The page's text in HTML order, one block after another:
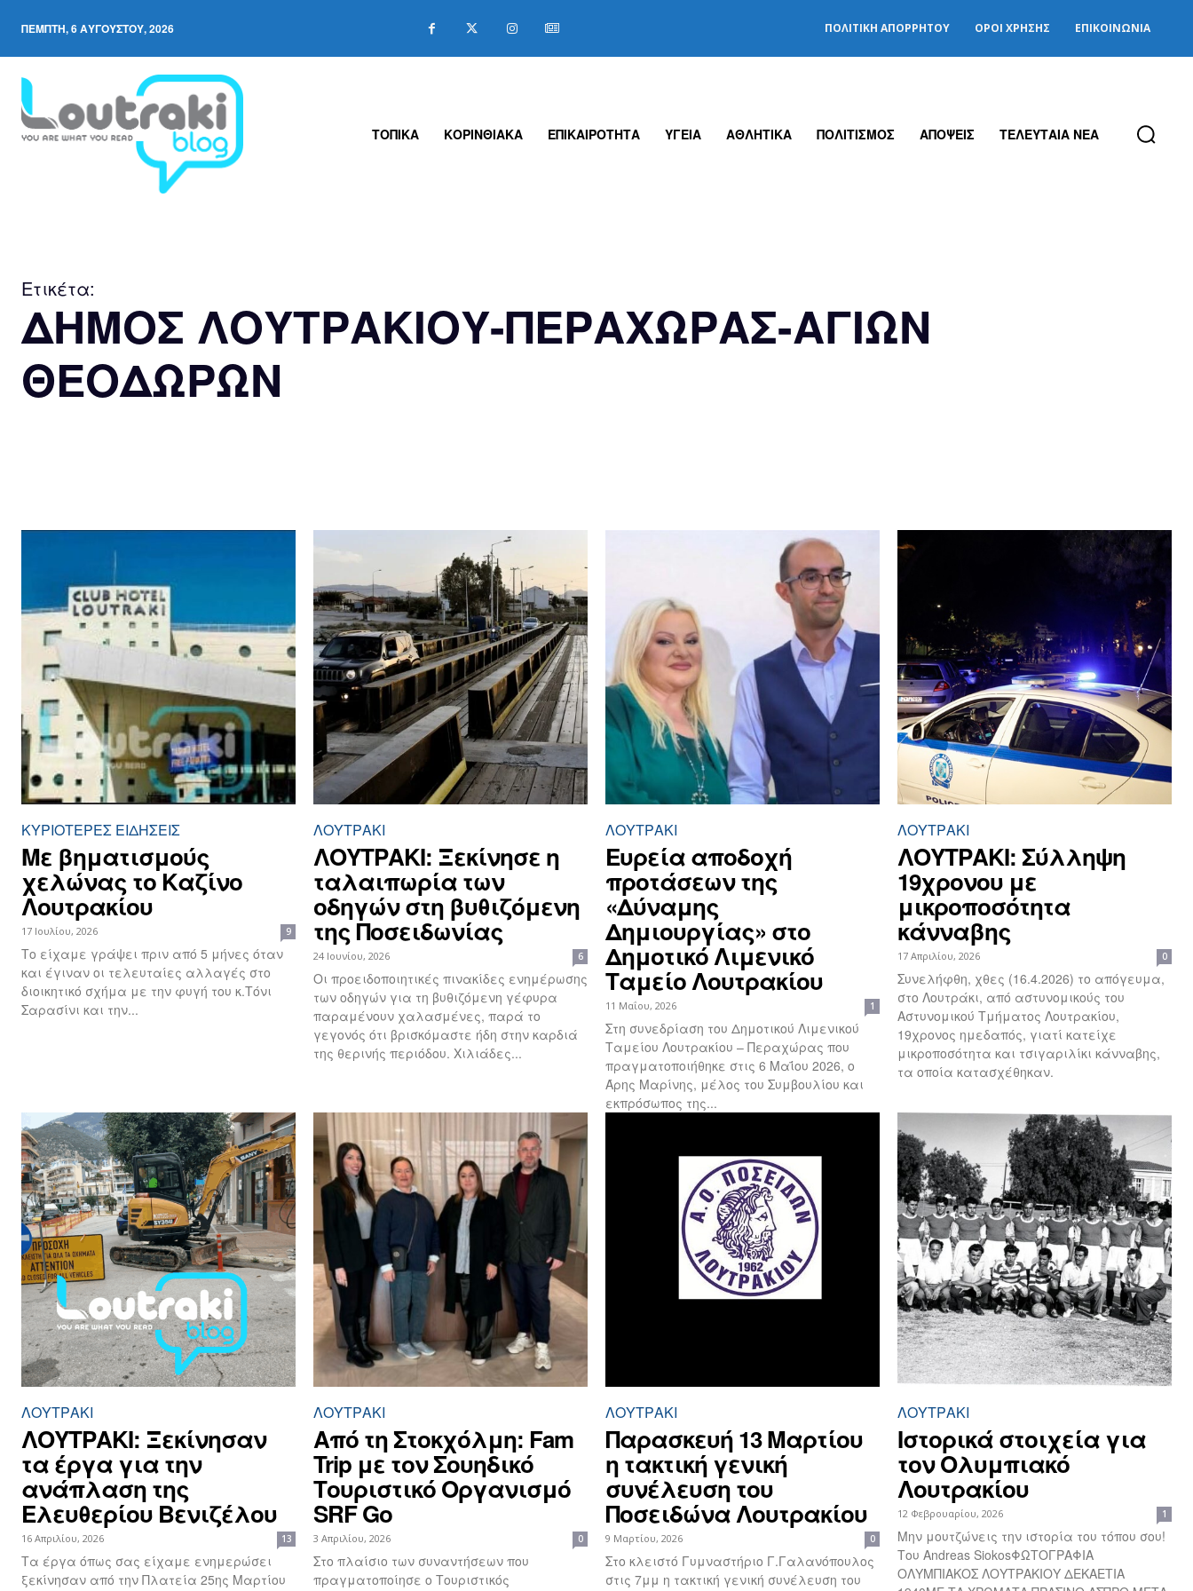
ΠΈΜΠΤΗ, 6 ΑΥΓΟΎΣΤΟΥ, 2026 ΠΟΛΙΤΙΚΉ ΑΠΟΡΡΉΤΟΥ ΌΡΟΙ ΧΡΉΣΗΣ ΕΠΙΚΟΙΝΩΝΊΑ
ΤΟΠΙΚΑ ΚΟΡΙΝΘΙΑΚΑ ΕΠΙΚΑΙΡΟΤΗΤΑ ΥΓΕΙΑ ΑΘΛΗΤΙΚΑ ΠΟΛΙΤΙΣΜΟΣ ΑΠΟΨΕΙΣ ΤΕΛΕΥΤΑΙΑ ΝΕΑ
Ετικέτα:
ΔΗΜΟΣ ΛΟΥΤΡΑΚΙΟΥ-ΠΕΡΑΧΩΡΑΣ-ΑΓΙΩΝ
ΘΕΟΔΩΡΩΝ
ΚΥΡΙΌΤΕΡΕΣ ΕΙΔΉΣΕΙΣ
Με βηματισμούς
χελώνας το Καζίνο
Λουτρακίου
17 Ιουλίου, 2026 9
Το είχαμε γράψει πριν από 5 μήνες όταν
και έγιναν οι τελευταίες αλλαγές στο
διοικητικό σχήμα με την φυγή του κ.Τόνι
Σαρασίνι και την...
ΛΟΥΤΡΆΚΙ
ΛΟΥΤΡΑΚΙ: Ξεκίνησε η
ταλαιπωρία των
οδηγών στη βυθιζόμενη
της Ποσειδωνίας
24 Ιουνίου, 2026 6
Οι προειδοποιητικές πινακίδες ενημέρωσης
των οδηγών για τη βυθιζόμενη γέφυρα
παραμένουν χαλασμένες, παρά το
γεγονός ότι βρισκόμαστε ήδη στην καρδιά
της θερινής περιόδου. Χιλιάδες...
ΛΟΥΤΡΆΚΙ
Ευρεία αποδοχή
προτάσεων της
«Δύναμης
Δημιουργίας» στο
Δημοτικό Λιμενικό
Ταμείο Λουτρακίου
11 Μαΐου, 2026 1
Στη συνεδρίαση του Δημοτικού Λιμενικού
Ταμείου Λουτρακίου – Περαχώρας που
πραγματοποιήθηκε στις 6 Μαΐου 2026, ο
Άρης Μαρίνης, μέλος του Συμβουλίου και
εκπρόσωπος της...
ΛΟΥΤΡΆΚΙ
ΛΟΥΤΡΑΚΙ: Σύλληψη
19χρονου με
μικροποσότητα
κάνναβης
17 Απριλίου, 2026 0
Συνελήφθη, χθες (16.4.2026) το απόγευμα,
στο Λουτράκι, από αστυνομικούς του
Αστυνομικού Τμήματος Λουτρακίου,
19χρονος ημεδαπός, γιατί κατείχε
μικροποσότητα και τσιγαριλίκι κάνναβης,
τα οποία κατασχέθηκαν.
ΛΟΥΤΡΆΚΙ
ΛΟΥΤΡΑΚΙ: Ξεκίνησαν
τα έργα για την
ανάπλαση της
Ελευθερίου Βενιζέλου
16 Απριλίου, 2026 13
Τα έργα όπως σας είχαμε ενημερώσει
ξεκίνησαν από την Πλατεία 25ης Μαρτίου
ΛΟΥΤΡΆΚΙ
Από τη Στοκχόλμη: Fam
Trip με τον Σουηδικό
Τουριστικό Οργανισμό
SRF Go
3 Απριλίου, 2026 0
Στο πλαίσιο των συναντήσεων που
πραγματοποίησε ο Τουριστικός
ΛΟΥΤΡΆΚΙ
Παρασκευή 13 Μαρτίου
η τακτική γενική
συνέλευση του
Ποσειδώνα Λουτρακίου
9 Μαρτίου, 2026 0
Στο κλειστό Γυμναστήριο Γ.Γαλανόπουλος
στις 7μμ η τακτική γενική συνέλευση του
ΛΟΥΤΡΆΚΙ
Iστορικά στοιχεία για
τον Ολυμπιακό
Λουτρακίου
12 Φεβρουαρίου, 2026 1
Μην μουτζώνεις την ιστορία του τόπου σου!
Του Andreas SiokosΦΩΤΟΓΡΑΦΙΑ
ΟΛΥΜΠΙΑΚΟΣ ΛΟΥΤΡΑΚΙΟΥ ΔΕΚΑΕΤΙΑ